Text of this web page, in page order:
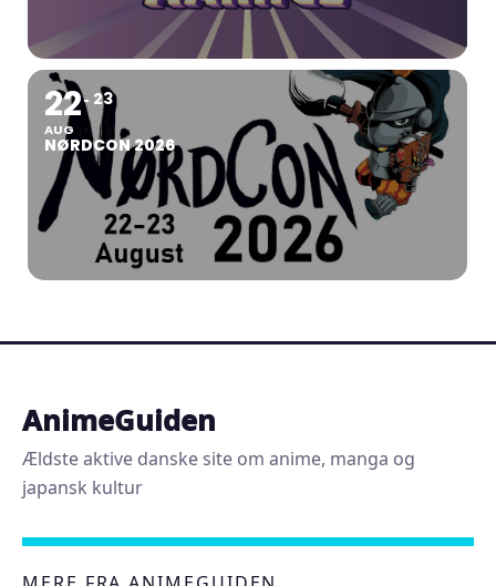
22
AUG
23
NØRDCON 2026
AnimeGuiden
Ældste aktive danske site om anime, manga og
japansk kultur